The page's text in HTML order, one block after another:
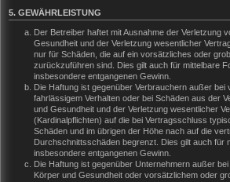
5. GEWÄHRLEISTUNG
Der Betreiber haftet mit Ausnahme der Verletzung
Gesundheit und der Verletzung wesentlicher
nur für Schäden, die auf ein vorsätzliches oder
zurückzuführen sind. Dies gilt auch für mittelbare
insbesondere entgangenen Gewinn.
Die Haftung ist gegenüber Verbrauchern außer bei
fahrlässigem Verhalten oder bei Schäden aus der
und Gesundheit und der Verletzung wesentlicher
(Kardinalpflichten) auf die bei Vertragsschluss
Schäden und im übrigen der Höhe nach auf die
Durchschnittsschäden begrenzt. Dies gilt auch für
insbesondere entgangenen Gewinn.
Die Haftung ist gegenüber Unternehmern außer
Körper und Gesundheit oder vorsätzlichem oder